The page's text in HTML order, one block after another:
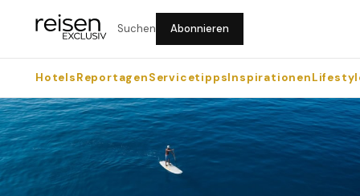
Suchen Abonnieren
HotelsReportagenServicetippsInspirationen